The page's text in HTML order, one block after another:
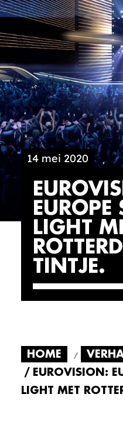
14 mei 2020
LIGHT
TINTJE
HOME
EUROVISION:
LIGHT MET